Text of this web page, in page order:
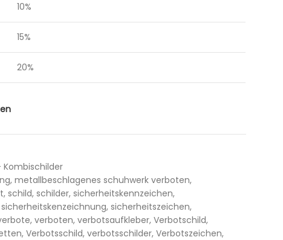
10%
15%
20%
, metallbeschlagenes schuhwerk verboten,
, schild, schilder, sicherheitskennzeichen,
sicherheitskenzeichnung, sicherheitszeichen,
, verboten, verbotsaufkleber, Verbotschild,
, Verbotsschild, verbotsschilder, Verbotszeichen,